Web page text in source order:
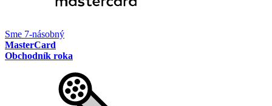
Sme 7-násobný
MasterCard
Obchodník roka